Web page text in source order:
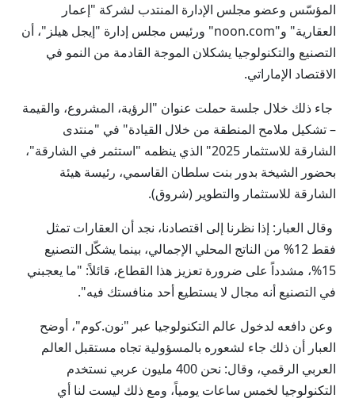
المؤسّس وعضو مجلس الإدارة المنتدب لشركة "إعمار
العقارية" و"noon.com" ورئيس مجلس إدارة "إيجل هيلز"، أن
التصنيع والتكنولوجيا يشكلان الموجة القادمة من النمو في
الاقتصاد الإماراتي.
جاء ذلك خلال جلسة حملت عنوان "الرؤية، المشروع، والقيمة
– تشكيل ملامح المنطقة من خلال القيادة" في "منتدى
الشارقة للاستثمار 2025" الذي ينظمه "استثمر في الشارقة"،
بحضور الشيخة بدور بنت سلطان القاسمي، رئيسة هيئة
الشارقة للاستثمار والتطوير (شروق).
وقال العبار: إذا نظرنا إلى اقتصادنا، نجد أن العقارات تمثل
فقط 12% من الناتج المحلي الإجمالي، بينما يشكّل التصنيع
15%، مشدداً على ضرورة تعزيز هذا القطاع، قائلاً: "ما يعجبني
في التصنيع أنه مجال لا يستطيع أحد منافستك فيه".
وعن دافعه لدخول عالم التكنولوجيا عبر "نون.كوم"، أوضح
العبار أن ذلك جاء لشعوره بالمسؤولية تجاه مستقبل العالم
العربي الرقمي، وقال: نحن 400 مليون عربي نستخدم
التكنولوجيا لخمس ساعات يومياً، ومع ذلك ليست لنا أي